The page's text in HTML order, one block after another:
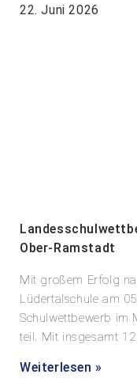
22. Juni 2026
Ober-Ramstadt
Mit großem Erfolg
Lüdertalschule am
Schulwettbewerb im
teil. Mit insgesamt
Weiterlesen »